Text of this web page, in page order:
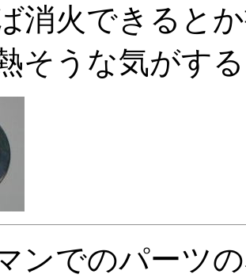
消火できると
そうな気がす
ンでのパーツ